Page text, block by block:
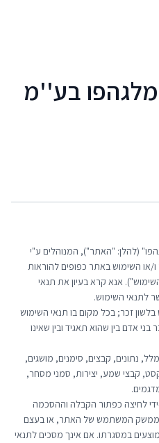
מלגהפו בע''מ
(להלן: "האתר"), המנוהלים ע"י
או השימוש באתר כפופים להוראות
אנא קרא בעיון את תנאי
לתנאי השימוש.
זכר; בכל מקום בו תנאי השימוש
אדם בין שהוא תאגיד ובין שאינו
נתונים, קבצים, סימנים, מושגים,
קבצי שמע, יצירות, סמני מסחר,
לחיצה כפתור הקבלה וההסכמה
המשתמש של האתר, או בעצם
במסגרתו. אם אינך מסכים לתנאי